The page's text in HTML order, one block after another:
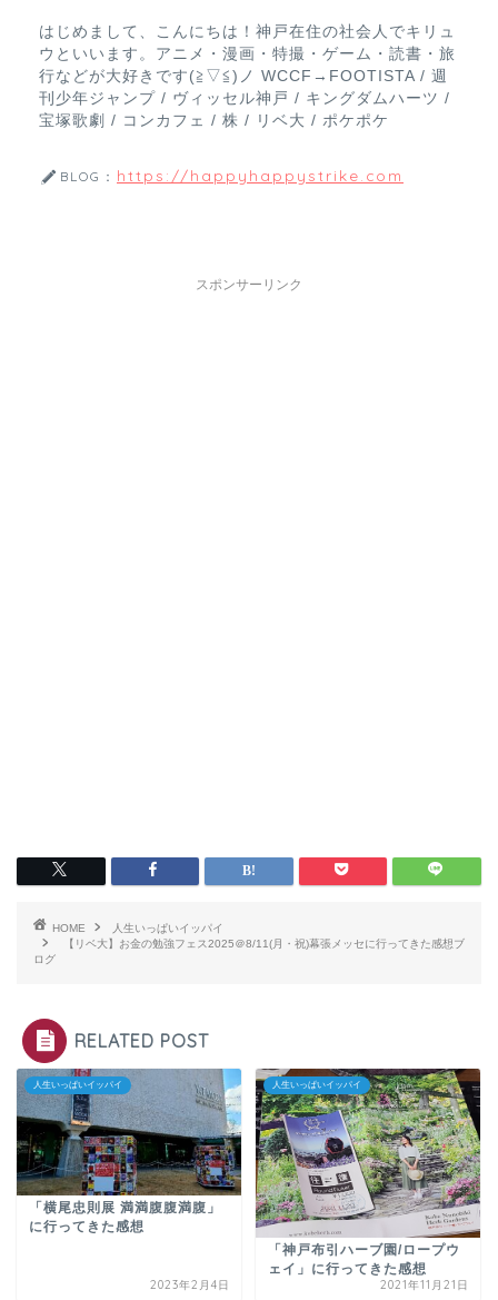
はじめまして、こんにちは！神戸在住の社会人でキリュ
ウといいます。アニメ・漫画・特撮・ゲーム・読書・旅
行などが大好きです(≧▽≦)ノ WCCF→FOOTISTA / 週
刊少年ジャンプ / ヴィッセル神戸 / キングダムハーツ /
宝塚歌劇 / コンカフェ / 株 / リベ大 / ポケポケ
BLOG： https://happyhappystrike.com
スポンサーリンク
HOME
人生いっぱいイッパイ
【リベ大】お金の勉強フェス2025＠8/11(月・祝)幕張メッセに行ってきた感想ブ
ログ
RELATED POST
人生いっぱいイッパイ
「横尾忠則展 満満腹腹満腹」
に行ってきた感想
2023年2月4日
人生いっぱいイッパイ
「神戸布引ハーブ園/ロープウ
ェイ」に行ってきた感想
2021年11月21日